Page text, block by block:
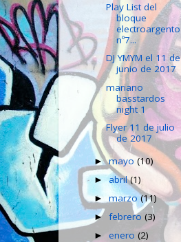
Play List del
bloque
electroargento
nº7...
DJ YMYM el 11 de
junio de 2017
mariano
basstardos
night 1
Flyer 11 de julio
de 2017
►mayo(10)
►abril(1)
►marzo(11)
►febrero(3)
►enero(2)